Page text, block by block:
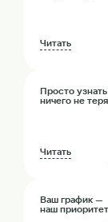
Читать
Просто
ничего не
Читать
Ваш график —
наш приоритет